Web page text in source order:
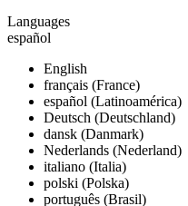
Languages
español
English
français (France)
español (Latinoamérica)
Deutsch (Deutschland)
dansk (Danmark)
Nederlands (Nederland)
italiano (Italia)
polski (Polska)
português (Brasil)